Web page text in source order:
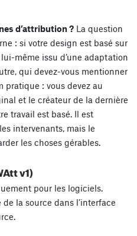
d’attribution ? La question
: si votre design est basé sur
même issu d’une adaptation
qui devez-vous mentionner
pratique : vous devez au
et le créateur de la dernière
travail est basé. Il est
intervenants, mais le
les choses gérables.
v1)
pour les logiciels.
la source dans l’interface